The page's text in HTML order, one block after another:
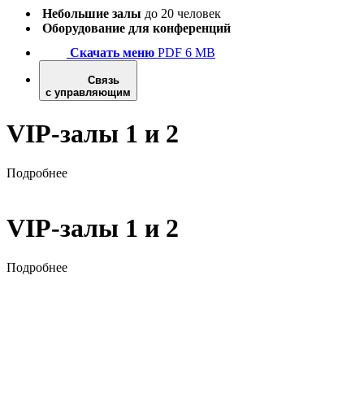
Небольшие залы до 20 человек
Оборудование для конференций
Скачать меню PDF 6 MB
Связь
с управляющим
VIP-залы 1 и 2
Подробнее
VIP-залы 1 и 2
Подробнее